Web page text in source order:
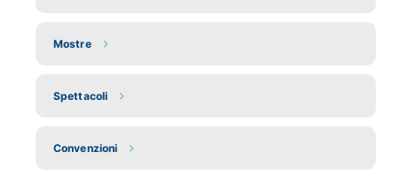
Mostre
Spettacoli
Convenzioni